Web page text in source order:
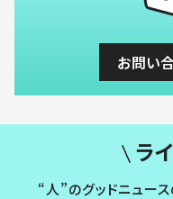
お問い
ラ
“人”のグッドニュー